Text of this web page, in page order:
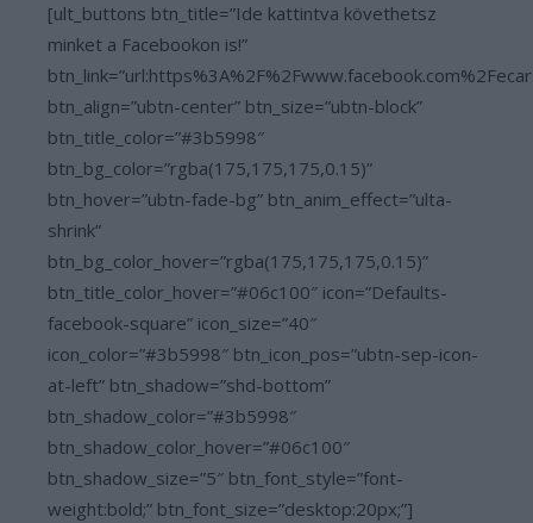
[ult_buttons btn_title=”Ide kattintva követhetsz
minket a Facebookon is!”
btn_align=”ubtn-center” btn_size=”ubtn-block”
btn_title_color=”#3b5998″
btn_bg_color=”rgba(175,175,175,0.15)”
btn_hover=”ubtn-fade-bg” btn_anim_effect=”ulta-
shrink”
btn_bg_color_hover=”rgba(175,175,175,0.15)”
btn_title_color_hover=”#06c100″ icon=”Defaults-
facebook-square” icon_size=”40″
icon_color=”#3b5998″ btn_icon_pos=”ubtn-sep-icon-
at-left” btn_shadow=”shd-bottom”
btn_shadow_color=”#3b5998″
btn_shadow_color_hover=”#06c100″
btn_shadow_size=”5″ btn_font_style=”font-
weight:bold;” btn_font_size=”desktop:20px;”]